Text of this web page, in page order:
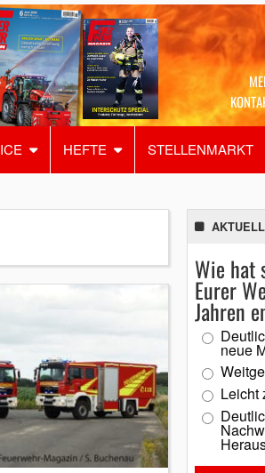
HEFTE STELLENMARKT
Wie hat
Eurer
Jahren
neue
Leicht